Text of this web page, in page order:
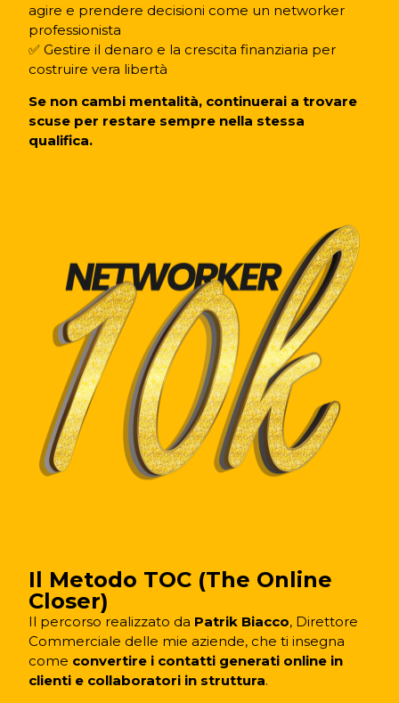
agire e prendere decisioni come un networker
professionista
✅ Gestire il denaro e la crescita finanziaria per
costruire vera libertà
Se non cambi mentalità, continuerai a trovare
scuse per restare sempre nella stessa
qualifica.
Il Metodo TOC (The Online
Closer)
Il percorso realizzato da Patrik Biacco, Direttore
Commerciale delle mie aziende, che ti insegna
come convertire i contatti generati online in
clienti e collaboratori in struttura.